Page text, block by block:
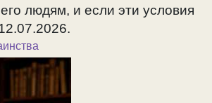
людям, и если эти условия